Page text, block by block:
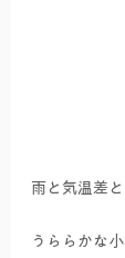
雨と気温差
うららかな